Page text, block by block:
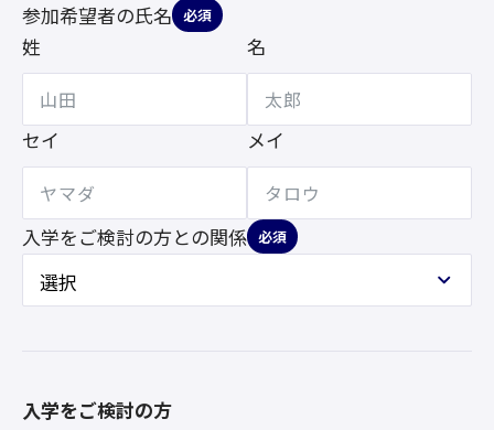
参加希望者の氏名 必須
姓 名
セイ メイ
入学をご検討の方との関係 必須
入学をご検討の方